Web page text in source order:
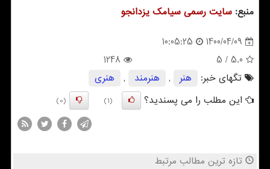
منبع: سایت رسمی سیامك یزدانجو
1400/04/09
10:05:25
5.0
/ 5
1248
تگهای خبر:
هنر , هنرمند ,
هنری
این مطلب را می پسندید؟
(1)
(0)
تازه ترین مطالب مرتبط